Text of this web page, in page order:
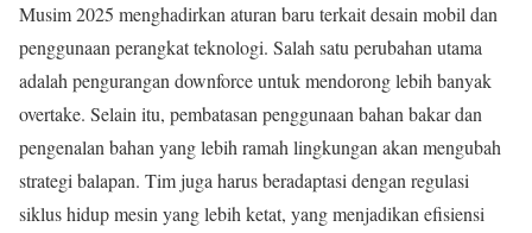
Musim 2025 menghadirkan aturan baru terkait desain mobil dan
penggunaan perangkat teknologi. Salah satu perubahan utama
adalah pengurangan downforce untuk mendorong lebih banyak
overtake. Selain itu, pembatasan penggunaan bahan bakar dan
pengenalan bahan yang lebih ramah lingkungan akan mengubah
strategi balapan. Tim juga harus beradaptasi dengan regulasi
siklus hidup mesin yang lebih ketat, yang menjadikan efisiensi